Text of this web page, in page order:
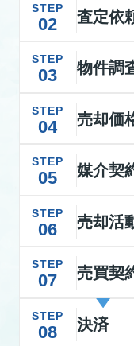
STEP
02 査定依
STEP
03 物件調
STEP
04 売却価
STEP
05 媒介契
STEP
06 売却活
STEP
07 売買契
STEP
08 決済